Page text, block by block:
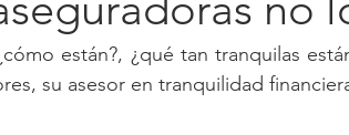
están?, ¿qué tan tranquilas
su asesor en tranquilidad